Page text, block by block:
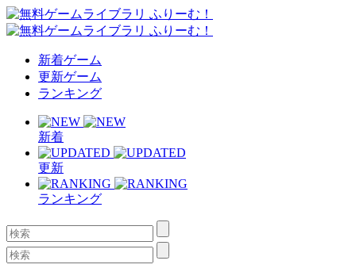
新着ゲーム
更新ゲーム
ランキング
新着
更新
ランキング